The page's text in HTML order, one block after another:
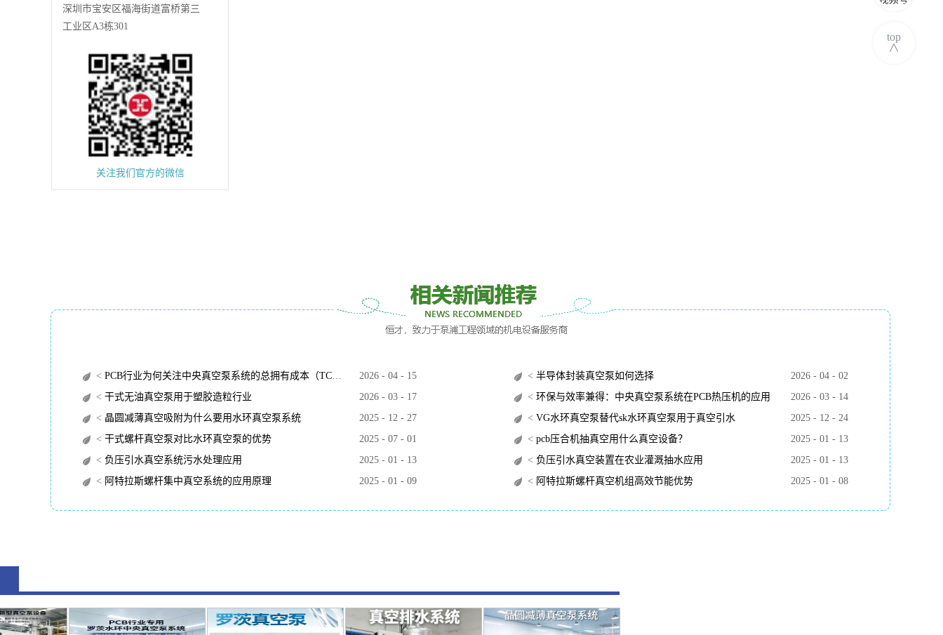
深圳市宝安区福海街道富桥第三
工业区A3栋301
关注我们官方的微信
< PCB行业为何关注中央真空泵系统的总拥有成本（TCO）？ 2026 - 04 - 15 < 半导体封装真空泵如何选择 2026 - 04 - 02
< 干式无油真空泵用于塑胶造粒行业 2026 - 03 - 17 < 环保与效率兼得：中央真空泵系统在PCB热压机的应用 2026 - 03 - 14
< 晶圆减薄真空吸附为什么要用水环真空泵系统 2025 - 12 - 27 < VG水环真空泵替代sk水环真空泵用于真空引水 2025 - 12 - 24
< 干式螺杆真空泵对比水环真空泵的优势 2025 - 07 - 01 < pcb压合机抽真空用什么真空设备？ 2025 - 01 - 13
< 负压引水真空系统污水处理应用 2025 - 01 - 13 < 负压引水真空装置在农业灌溉抽水应用 2025 - 01 - 13
< 阿特拉斯螺杆集中真空系统的应用原理 2025 - 01 - 09 < 阿特拉斯螺杆真空机组高效节能优势 2025 - 01 - 08
top
∧